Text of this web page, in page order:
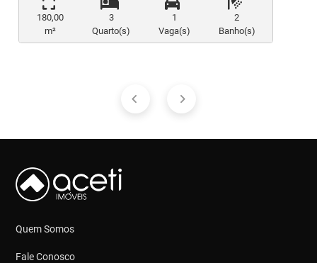
180,00
m²
3
Quarto(s)
1
Vaga(s)
2
Banho(s)
Quem Somos
Fale Conosco